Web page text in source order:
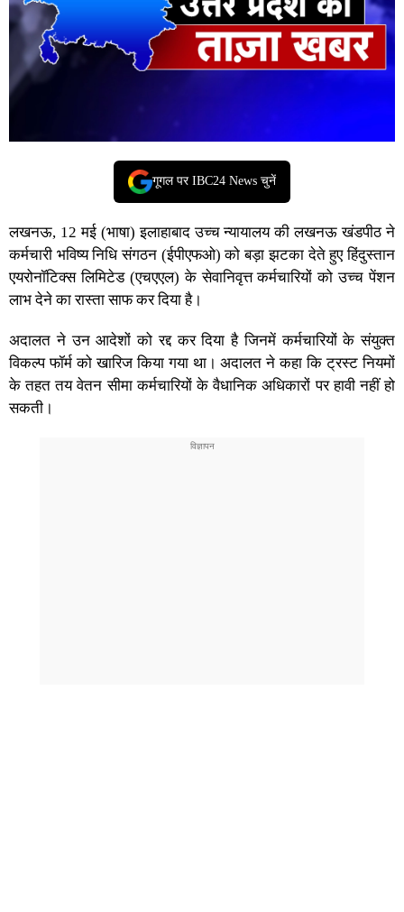
गूगल पर IBC24 News चुनें
लखनऊ, 12 मई (भाषा) इलाहाबाद उच्च न्यायालय की लखनऊ खंडपीठ ने
कर्मचारी भविष्य निधि संगठन (ईपीएफओ) को बड़ा झटका देते हुए हिंदुस्तान
एयरोनॉटिक्स लिमिटेड (एचएएल) के सेवानिवृत्त कर्मचारियों को उच्च पेंशन
लाभ देने का रास्ता साफ कर दिया है।
अदालत ने उन आदेशों को रद्द कर दिया है जिनमें कर्मचारियों के संयुक्त
विकल्प फॉर्म को खारिज किया गया था। अदालत ने कहा कि ट्रस्ट नियमों
के तहत तय वेतन सीमा कर्मचारियों के वैधानिक अधिकारों पर हावी नहीं हो
सकती।